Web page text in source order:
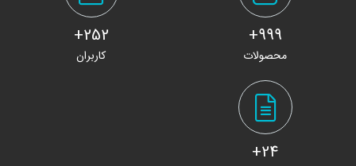
999+
محصولات
252+
کاربران
24+